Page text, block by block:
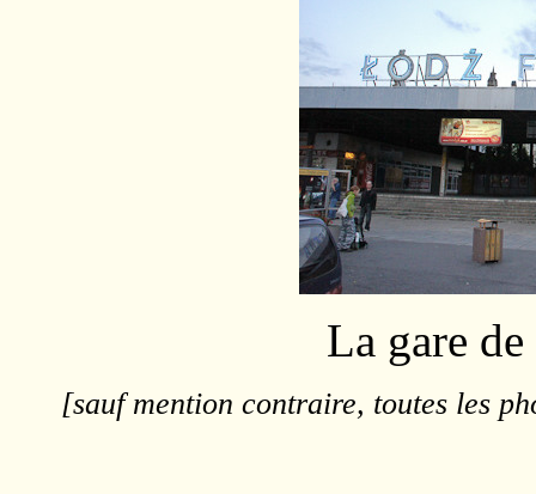
La gare
[sauf mention contraire, toutes les